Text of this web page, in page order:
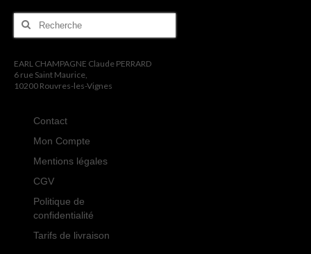
Rechercher
EARL CHAMPAGNE Claude PERRARD
6 rue Saint Maurice,
10200 Rouvres-les-Vignes
Contact
Mon Compte
Mentions légales
CGV
Politique de
confidentialité
Tarifs de livraison